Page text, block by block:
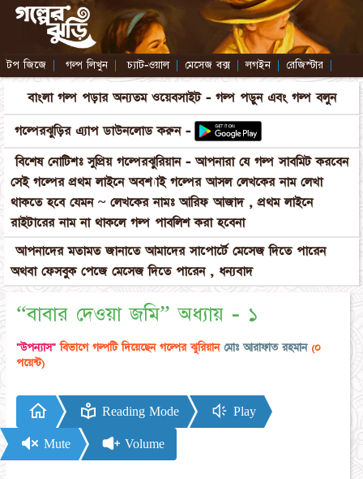
টপ জিজে | গল্প লিখুন | চ্যাট-ওয়াল | মেসেজ বক্স | লগইন | রেজিস্টার |
বাংলা গল্প পড়ার অন্যতম ওয়েবসাইট - গল্প পড়ুন এবং গল্প বলুন
গল্পেরঝুড়ির এ্যাপ ডাউনলোড করুন -
বিশেষ নোটিশঃ সুপ্রিয় গল্পেরঝুরিয়ান - আপনারা যে গল্প সাবমিট করবেন
সেই গল্পের প্রথম লাইনে অবশ্যাই গল্পের আসল লেখকের নাম লেখা
থাকতে হবে যেমন ~ লেখকের নামঃ আরিফ আজাদ , প্রথম লাইনে
রাইটারের নাম না থাকলে গল্প পাবলিশ করা হবেনা
আপনাদের মতামত জানাতে আমাদের সাপোর্টে মেসেজ দিতে পারেন
অথবা ফেসবুক পেজে মেসেজ দিতে পারেন , ধন্যবাদ
​“বাবার দেওয়া জমি” অধ্যায় - ১
"উপন্যাস" বিভাগে গল্পটি দিয়েছেন গল্পের ঝুরিয়ান মোঃ আরাফাত রহমান (০
পয়েন্ট)
Reading Mode Play
Mute Volume